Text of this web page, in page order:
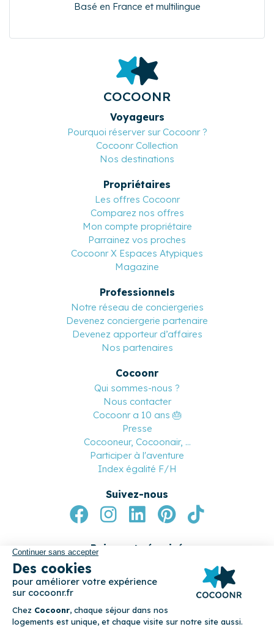
Basé en France et multilingue
COCOONR
Voyageurs
Pourquoi réserver sur Cocoonr ?
Cocoonr Collection
Nos destinations
Propriétaires
Les offres Cocoonr
Comparez nos offres
Mon compte propriétaire
Parrainez vos proches
Cocoonr X Espaces Atypiques
Magazine
Professionnels
Notre réseau de conciergeries
Devenez conciergerie partenaire
Devenez apporteur d’affaires
Nos partenaires
Cocoonr
Qui sommes-nous ?
Nous contacter
Cocoonr a 10 ans 🎂
Presse
Cocooneur, Cocoonair, ...
Participer à l'aventure
Index égalité F/H
Suivez-nous
Paiement sécurisé